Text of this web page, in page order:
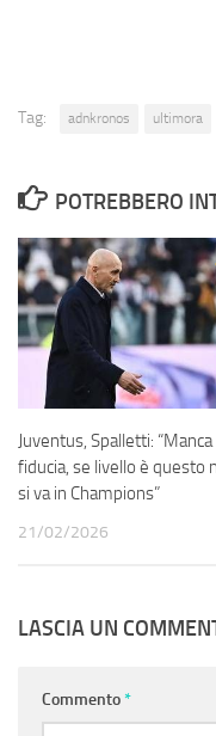
Tag: adnkronos ultimora
POTREBBERO
Juventus, Spalletti: “Manca
fiducia, se livello è questo
si va in Champions”
21/02/2026
LASCIA UN
Commento*